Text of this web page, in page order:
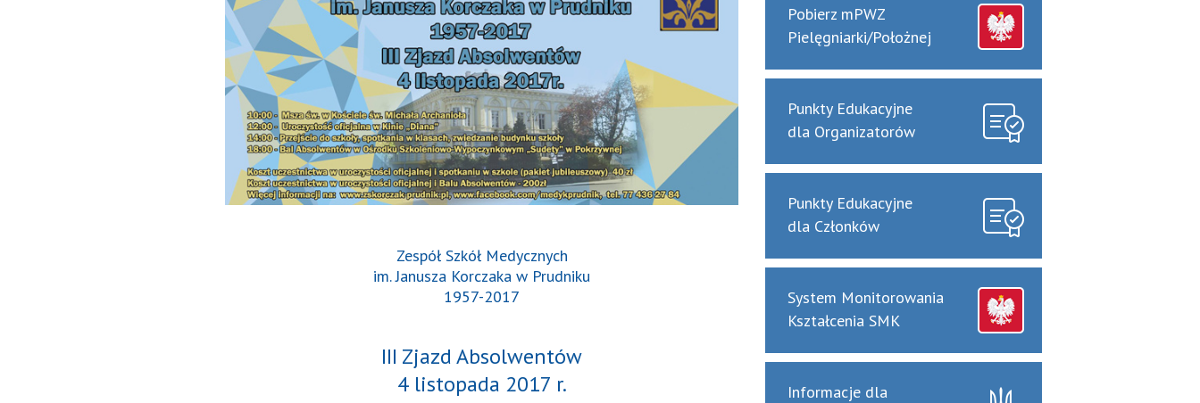
Zespół Szkół Medycznych
im. Janusza Korczaka w Prudniku
1957-2017
III Zjazd Absolwentów
4 listopada 2017 r.
Pobierz mPWZ
Pielęgniarki/Położnej
Punkty Edukacyjne
dla Organizatorów
Punkty Edukacyjne
dla Członków
System Monitorowania
Kształcenia SMK
Informacje dla